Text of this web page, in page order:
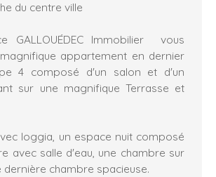
du centre ville
GALLOUÉDEC Immobilier vous
appartement en dernier
4 composé d'un salon et d'un
sur une magnifique Terrasse et
loggia, un espace nuit composé
avec salle d'eau, une chambre sur
dernière chambre spacieuse.